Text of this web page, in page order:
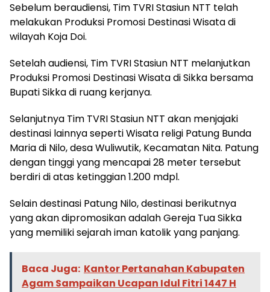
Sebelum beraudiensi, Tim TVRI Stasiun NTT telah
melakukan Produksi Promosi Destinasi Wisata di
wilayah Koja Doi.
Setelah audiensi, Tim TVRI Stasiun NTT melanjutkan
Produksi Promosi Destinasi Wisata di Sikka bersama
Bupati Sikka di ruang kerjanya.
Selanjutnya Tim TVRI Stasiun NTT akan menjajaki
destinasi lainnya seperti Wisata religi Patung Bunda
Maria di Nilo, desa Wuliwutik, Kecamatan Nita. Patung
dengan tinggi yang mencapai 28 meter tersebut
berdiri di atas ketinggian 1.200 mdpl.
Selain destinasi Patung Nilo, destinasi berikutnya
yang akan dipromosikan adalah Gereja Tua Sikka
yang memiliki sejarah iman katolik yang panjang.
Baca Juga: Kantor Pertanahan Kabupaten
Agam Sampaikan Ucapan Idul Fitri 1447 H